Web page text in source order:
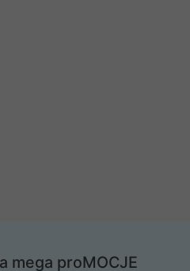
mega proMOCJE